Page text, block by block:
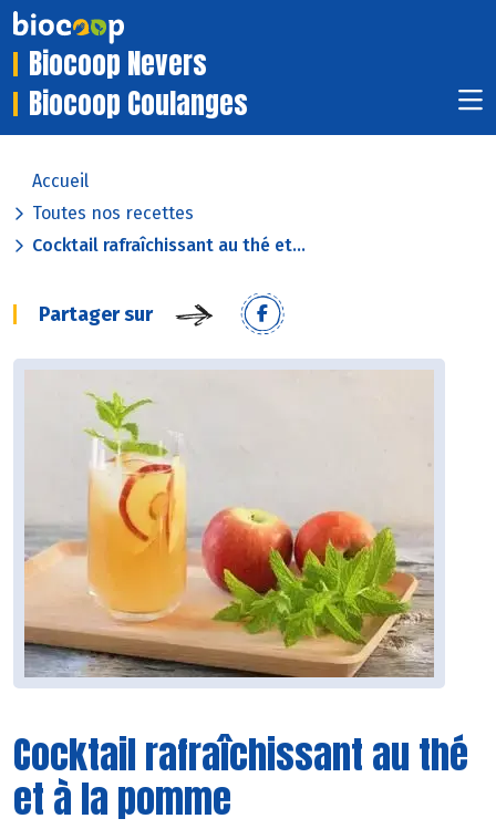
Biocoop Nevers
Biocoop Coulanges
Accueil
Toutes nos recettes
Cocktail rafraîchissant au thé et...
Partager sur
Cocktail rafraîchissant au thé
et à la pomme